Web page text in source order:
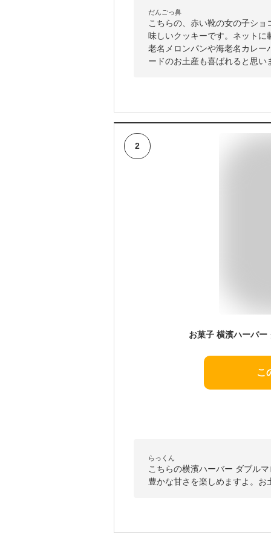
だんごっ鼻
こちらの、赤い靴の女の子シ
味しいクッキーです。ネット
老名メロンパンや海老名カレ
ードのお土産も喜ばれると思い
2
こ
らっくん
こちらの横濱ハーバー ダブル
豊かな甘さを楽しめますよ。